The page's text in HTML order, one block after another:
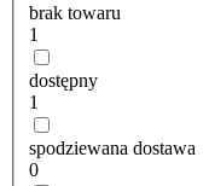
brak towaru
1
dostępny
1
spodziewana dostawa
0